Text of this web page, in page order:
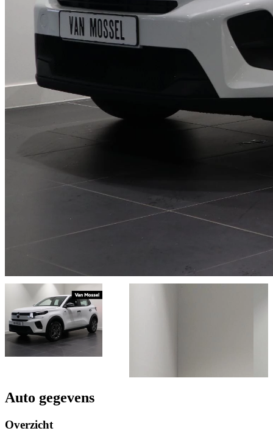
Auto gegevens
Overzicht